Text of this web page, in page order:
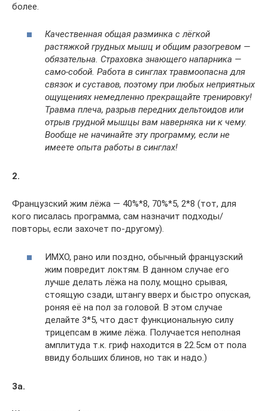
более.
Качественная общая разминка с лёгкой
растяжкой грудных мышц и общим разогревом —
обязательна. Страховка знающего напарника —
само-собой. Работа в синглах травмоопасна для
связок и суставов, поэтому при любых неприятных
ощущениях немедленно прекращайте тренировку!
Травма плеча, разрыв передних дельтоидов или
отрыв грудной мышцы вам наверняка ни к чему.
Вообще не начинайте эту программу, если не
имеете опыта работы в синглах!
2.
Французский жим лёжа — 40%*8, 70%*5, 2*8 (тот, для
кого писалась программа, сам назначит подходы/
повторы, если захочет по-другому).
ИМХО, рано или поздно, обычный французский
жим повредит локтям. В данном случае его
лучше делать лёжа на полу, мощно срывая,
стоящую сзади, штангу вверх и быстро опуская,
роняя её на пол за головой. В этом случае
делайте 3*5, что даст функциональную силу
трицепсам в жиме лёжа. Получается неполная
амплитуда т.к. гриф находится в 22.5см от пола
ввиду больших блинов, но так и надо.)
3а.